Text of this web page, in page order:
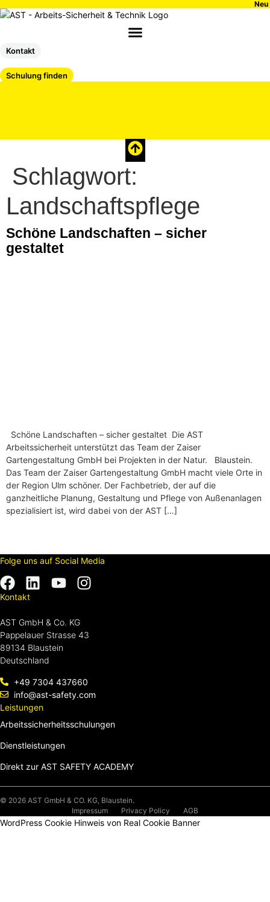
springen
Kontakt
Schulung finden
Schlagwort:
Landschaftspflege
Schöne Landschaften – sicher
gestaltet
Schöne Landschaften – sicher gestaltet Die AST
Arbeitssicherheit unterstützt das Team der Zaiser
Gartengestaltung GmbH bei Projekten in der Natur. Blaustein.
Das Team der Zaiser Gartengestaltung GmbH macht viele Orte in
der Region Ulm schöner. Der Fachbetrieb, der auf die
ganzheitliche Planung, Gestaltung und Pflege von Außenanlagen
spezialisiert ist, wird dabei von der AST […]
Folge uns auf Social Media
Kontakt
AST GmbH & Co. KG
Pappelauer Strasse 43
89134 Blaustein
Deutschland
+49 7304 437660
info@ast-safety.com
Leistungen
Arbeitssicherheitsschulungen
Dienstleistungen
Direkt zur AST SAFETY ACADEMY
© 2026 AST GmbH & CO. KG, Blaustein.
Impressum
Privacy Policy AGB
WordPress Cookie Hinweis von Real Cookie Banner